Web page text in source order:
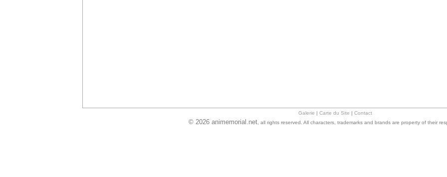
Galerie | Carte du Site | Contact
© 2026 animemorial.net , all rights reserved. All characters, trademarks and brands are property of their